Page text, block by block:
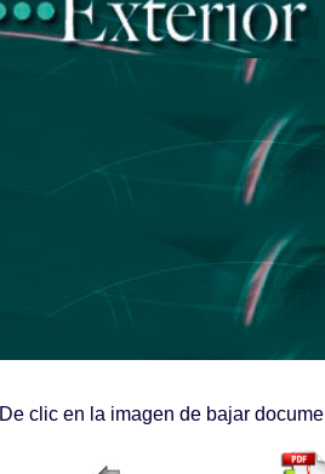
De clic en la imagen de bajar